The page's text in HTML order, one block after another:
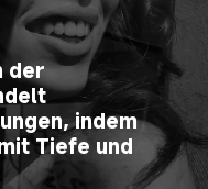
der
indem
Tiefe und